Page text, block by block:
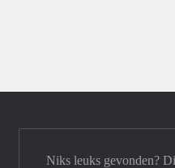
Niks leuks gevonden?